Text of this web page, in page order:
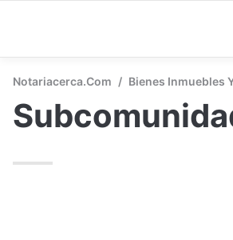
Notariacerca.com / Bienes Inmuebles